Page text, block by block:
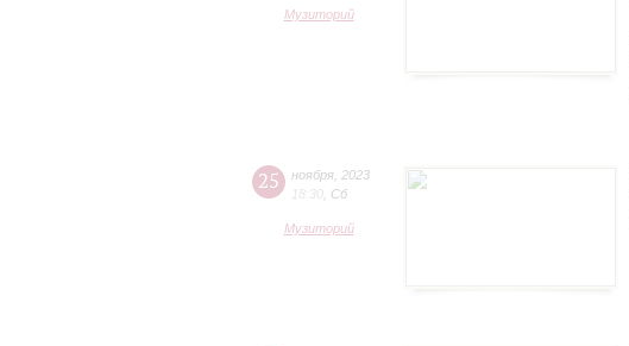
Музиторий
25 ноября 2023
18:30 Сб
Музиторий